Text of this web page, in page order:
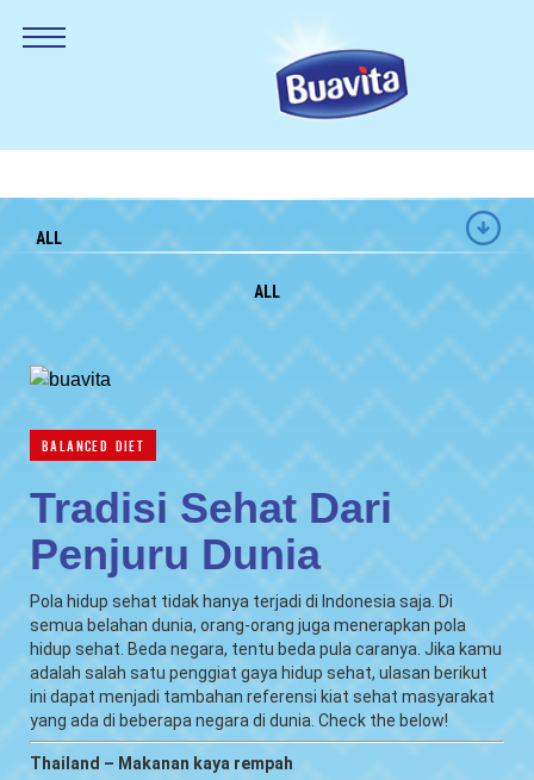
ALL
ALL
BALANCED DIET
Tradisi Sehat Dari
Penjuru Dunia
Pola hidup sehat tidak hanya terjadi di Indonesia saja. Di
semua belahan dunia, orang-orang juga menerapkan pola
hidup sehat. Beda negara, tentu beda pula caranya. Jika kamu
adalah salah satu penggiat gaya hidup sehat, ulasan berikut
ini dapat menjadi tambahan referensi kiat sehat masyarakat
yang ada di beberapa negara di dunia. Check the below!
Thailand – Makanan kaya rempah